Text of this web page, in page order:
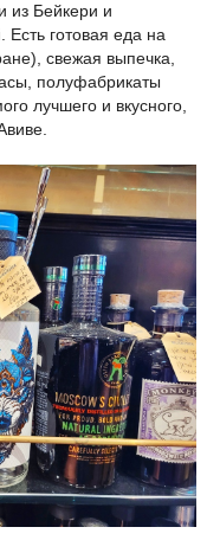
из Бейкери и
готовая еда на
свежая выпечка,
полуфабрикаты
лучшего и вкусного,